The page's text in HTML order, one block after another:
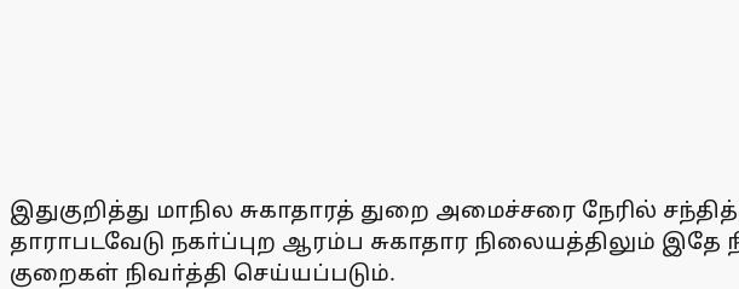
இதுகுறித்து மாநில சுகாதாரத் துறை அமைச்சரை நேரில்
தாராபடவேடு நகா்ப்புற ஆரம்ப சுகாதார நிலையத்திலும்
குறைகள் நிவா்த்தி செய்யப்படும்.